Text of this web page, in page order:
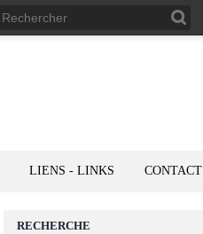
LIENS - LINKS CONTACT
RECHERCHE